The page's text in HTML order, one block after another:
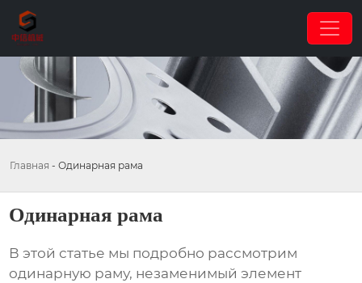
Главная - Одинарная рама
Одинарная рама
В этой статье мы подробно рассмотрим
одинарную раму, незаменимый элемент